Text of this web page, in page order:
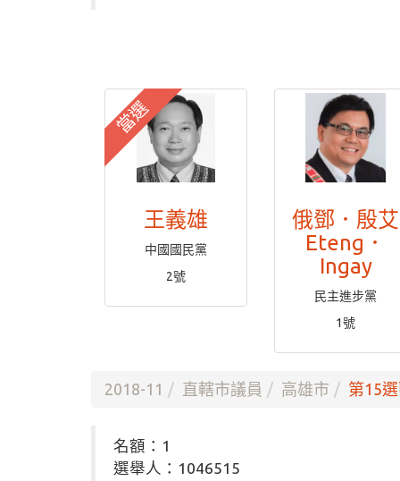
當選
王義雄
中國國民黨
2號
俄鄧．殷艾
Eteng．
Ingay
民主進步黨
1號
2018-11 直轄市議員 高雄市 第15
名額：1
選舉人：1046515